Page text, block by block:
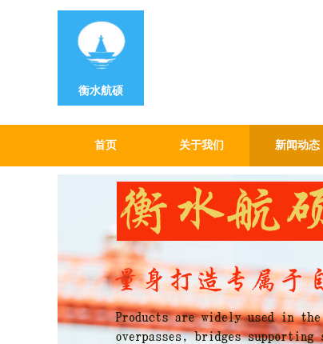
衡水航硕
首页 关于我们 新闻动态